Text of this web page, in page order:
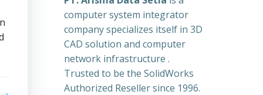
computer system integrator
company specializes itself in 3D
CAD solution and computer
network infrastructure .
Trusted to be the SolidWorks
Authorized Reseller since 1996.